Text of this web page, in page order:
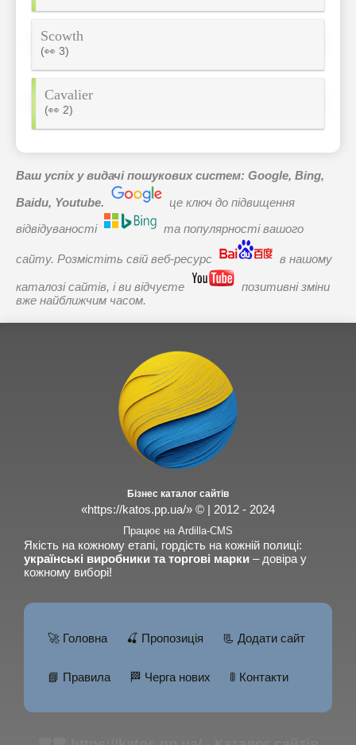
Scowth
(👀 3)
Cavalier
(👀 2)
Ваш успіх у видачі пошукових систем: Google, Bing,
Baidu, Youtube.
це ключ до підвищення
відвідуваності
та популярності вашого
сайту. Розмістіть свій веб-ресурс в нашому
каталозі сайтів, і ви відчуєте
позитивні зміни
вже найближчим часом.
Бізнес каталог сайтів
«https://katos.pp.ua/» © | 2012 - 2024
Працює на Ardilla-CMS
Якість на кожному етапі, гордість на кожній полиці:
українські виробники та торгові марки – довіра у
кожному виборі!
🚀 Головна 🍒 Пропозиція 📃 Додати сайт
📘 Правила 🏁 Черга нових 🚦 Контакти